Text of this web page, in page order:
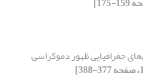
جغرافیایی ظهور دموکراسی